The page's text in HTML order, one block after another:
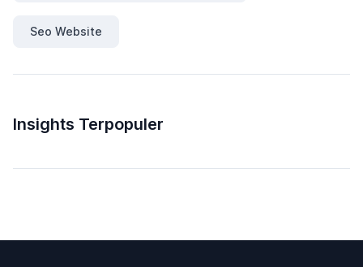
Seo Website
Insights Terpopuler